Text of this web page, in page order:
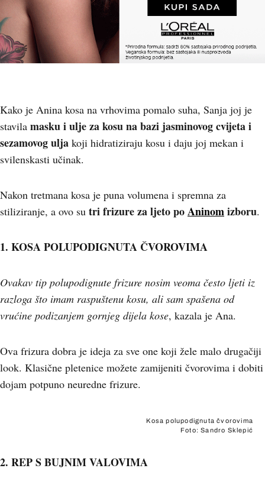
Kako je Anina kosa na vrhovima pomalo suha, Sanja joj je
stavila masku i ulje za kosu na bazi jasminovog cvijeta i
sezamovog ulja koji hidratiziraju kosu i daju joj mekan i
svilenskasti učinak.
Nakon tretmana kosa je puna volumena i spremna za
stiliziranje, a ovo su tri frizure za ljeto poAninomizboru.
1. KOSA POLUPODIGNUTA ČVOROVIMA
Ovakav tip polupodignute frizure nosim veoma često ljeti iz
razloga što imam raspuštenu kosu, ali sam spašena od
vrućine podizanjem gornjeg dijela kose, kazala je Ana.
Ova frizura dobra je ideja za sve one koji žele malo drugačiji
look. Klasične pletenice možete zamijeniti čvorovima i dobiti
dojam potpuno neuredne frizure.
Kosa polupodignuta čvorovima
Foto: Sandro Sklepić
2. REP S BUJNIM VALOVIMA